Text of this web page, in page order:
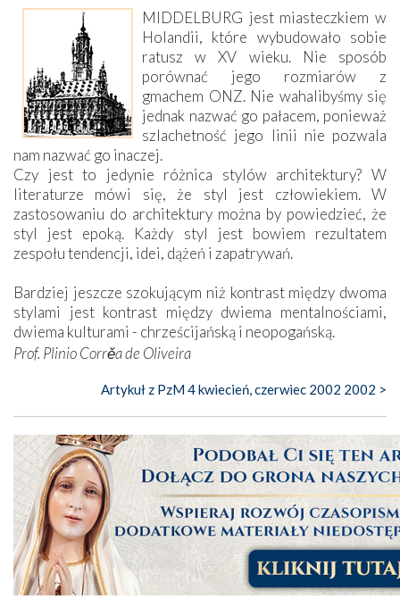
MIDDELBURG jest miasteczkiem w
Holandii, które wybudowało sobie
ratusz w XV wieku. Nie sposób
porównać jego rozmiarów z
gmachem ONZ. Nie wahalibyśmy się
jednak nazwać go pałacem, ponieważ
szlachetność jego linii nie pozwala
nam nazwać go inaczej.
Czy jest to jedynie różnica stylów architektury? W
literaturze mówi się, że styl jest człowiekiem. W
zastosowaniu do architektury można by powiedzieć, że
styl jest epoką. Każdy styl jest bowiem rezultatem
zespołu tendencji, idei, dążeń i zapatrywań.
Bardziej jeszcze szokującym niż kontrast między dwoma
stylami jest kontrast między dwiema mentalnościami,
dwiema kulturami - chrześcijańską i neopogańską.
Prof. Plinio Corrěa de Oliveira
Artykuł z PzM 4 kwiecień, czerwiec 2002 2002 >